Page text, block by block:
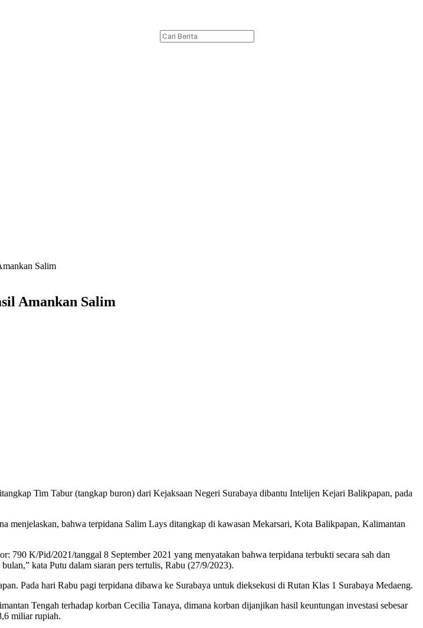
Salim
Amankan Salim
Tim Tabur (tangkap buron) dari Kejaksaan Negeri Surabaya dibantu Intelijen Kejari Balikpapan, pada
bahwa terpidana Salim Lays ditangkap di kawasan Mekarsari, Kota Balikpapan, Kalimantan
790 K/Pid/2021/tanggal 8 September 2021 yang menyatakan bahwa terpidana terbukti secara sah dan
kata Putu dalam siaran pers tertulis, Rabu (27/9/2023).
Pada hari Rabu pagi terpidana dibawa ke Surabaya untuk dieksekusi di Rutan Klas 1 Surabaya Medaeng.
Tengah terhadap korban Cecilia Tanaya, dimana korban dijanjikan hasil keuntungan investasi sebesar
miliar rupiah.